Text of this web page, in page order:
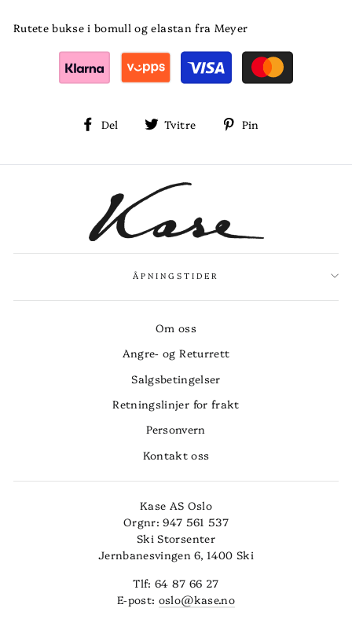
Rutete bukse i bomull og elastan fra Meyer
Del
Del
Tvitre
Tvitre Pin
ÅPNINGSTIDER
Om oss
Angre- og Returrett
Salgsbetingelser
Retningslinjer for frakt
Personvern
Kontakt oss
Kase AS Oslo
Orgnr: 947 561 537
Ski Storsenter
Jernbanesvingen 6, 1400 Ski
Tlf: 64 87 66 27
E-post: oslo@kase.no